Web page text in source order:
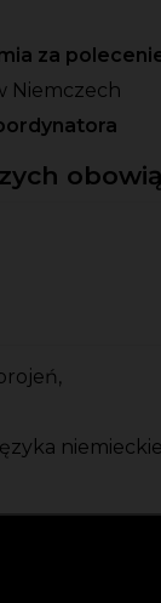
za
Niemczech